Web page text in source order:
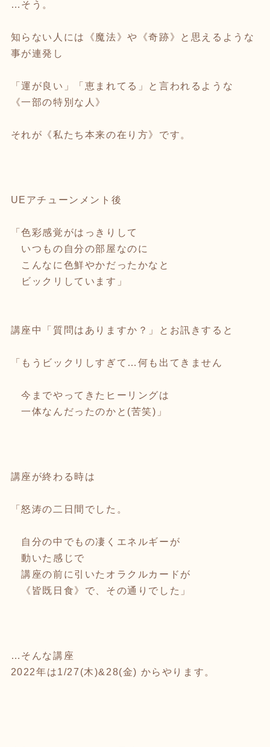
…そう。
知らない人には《魔法》や《奇跡》と思えるような
事が連発し
「運が良い」「恵まれてる」と言われるような
《一部の特別な人》
それが《私たち本来の在り方》です。
UEアチューンメント後
「色彩感覚がはっきりして
いつもの自分の部屋なのに
こんなに色鮮やかだったかなと
ビックリしています」
講座中「質問はありますか？」とお訊きすると
「もうビックリしすぎて…何も出てきません
今までやってきたヒーリングは
一体なんだったのかと(苦笑)」
講座が終わる時は
「怒涛の二日間でした。
自分の中でもの凄くエネルギーが
動いた感じで
講座の前に引いたオラクルカードが
《皆既日食》で、その通りでした」
…そんな講座
2022年は1/27(木)&28(金) からやります。